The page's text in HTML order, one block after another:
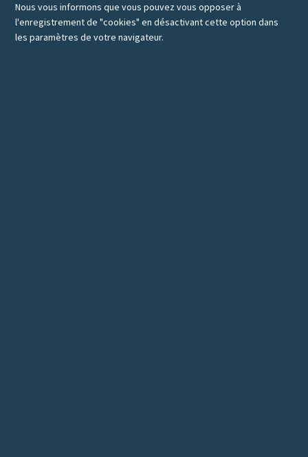
Nous vous informons que vous pouvez vous opposer à
l'enregistrement de "cookies" en désactivant cette option dans
les paramètres de votre navigateur.